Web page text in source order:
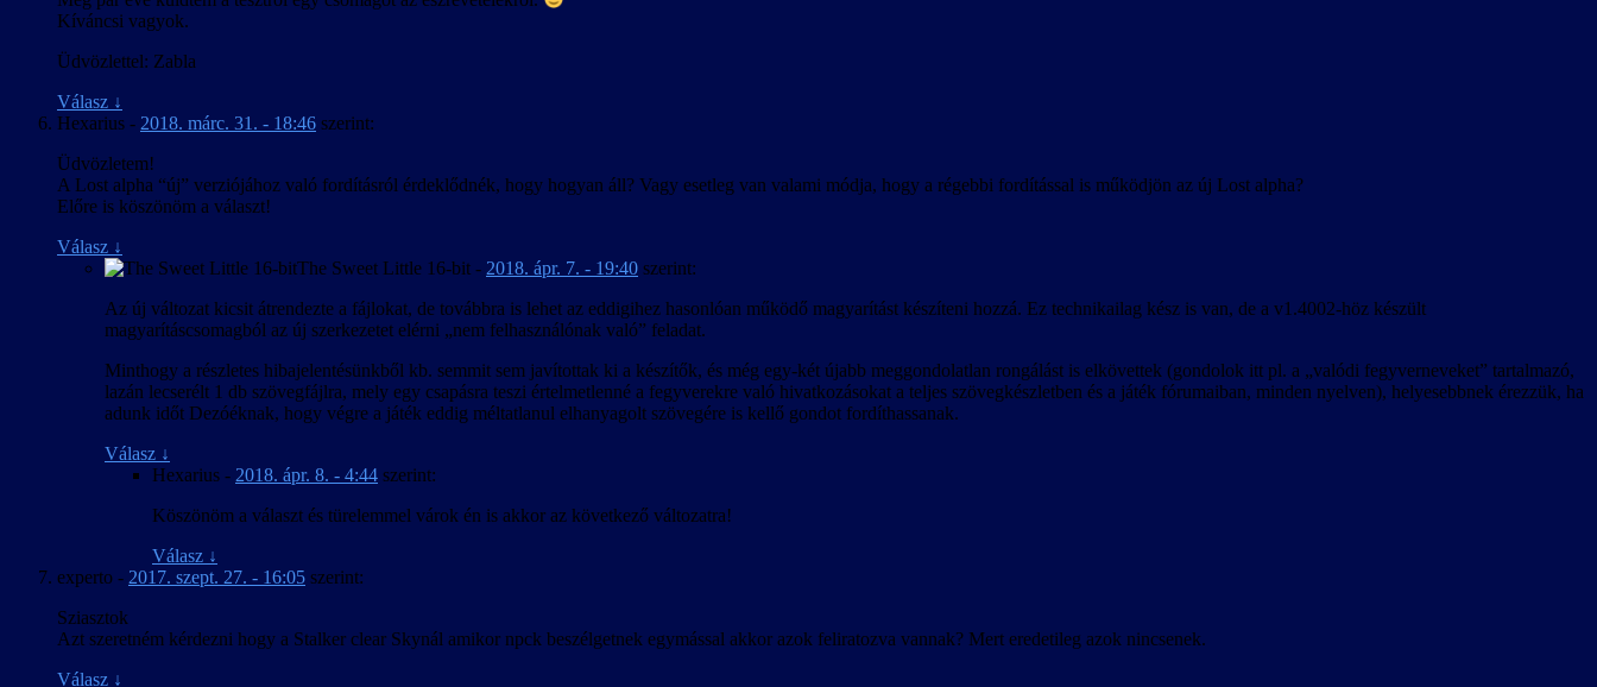
Kíváncsi vagyok.
Üdvözlettel: Zabla
Válasz ↓
Hexarius - 2018. márc. 31. - 18:46 szerint:
Üdvözletem!
A Lost alpha “új” verziójához való fordításról érdeklődnék, hogy hogyan áll? Vagy esetleg van valami módja, hogy a régebbi fordítással is működjön az új Lost alpha?
Előre is köszönöm a választ!
Válasz ↓
The Sweet Little 16-bit - 2018. ápr. 7. - 19:40 szerint:
Az új változat kicsit átrendezte a fájlokat, de továbbra is lehet az eddigihez hasonlóan működő magyarítást készíteni hozzá. Ez technikailag kész is van, de a v1.4002-höz készült
magyarításcsomagból az új szerkezetet elérni „nem felhasználónak való” feladat.
Minthogy a részletes hibajelentésünkből kb. semmit sem javítottak ki a készítők, és még egy-két újabb meggondolatlan rongálást is elkövettek (gondolok itt pl. a „valódi fegyverneveket” tartalmazó,
lazán lecserélt 1 db szövegfájlra, mely egy csapásra teszi értelmetlenné a fegyverekre való hivatkozásokat a teljes szövegkészletben és a játék fórumaiban, minden nyelven), helyesebbnek érezzük, ha
adunk időt Dezóéknak, hogy végre a játék eddig méltatlanul elhanyagolt szövegére is kellő gondot fordíthassanak.
Válasz ↓
Hexarius - 2018. ápr. 8. - 4:44 szerint:
Köszönöm a választ és türelemmel várok én is akkor az következő változatra!
Válasz ↓
experto - 2017. szept. 27. - 16:05 szerint:
Sziasztok
Azt szeretném kérdezni hogy a Stalker clear Skynál amikor npck beszélgetnek egymással akkor azok feliratozva vannak? Mert eredetileg azok nincsenek.
Válasz ↓